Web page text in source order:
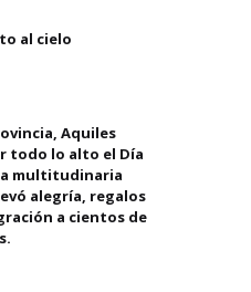
al cielo
Aquiles
todo lo alto el Día
multitudinaria
alegría, regalos
a cientos de